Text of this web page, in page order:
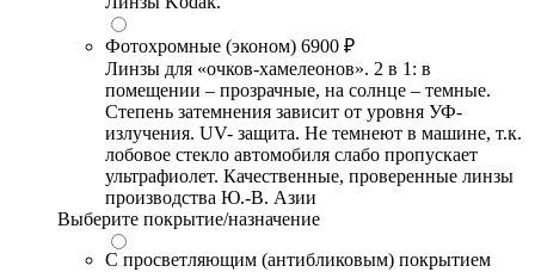
Фотохромные (эконом) 6900 ₽
Линзы для «очков-хамелеонов». 2 в 1: в
помещении – прозрачные, на солнце – темные.
Степень затемнения зависит от уровня УФ-
излучения. UV- защита. Не темнеют в машине, т.к.
лобовое стекло автомобиля слабо пропускает
ультрафиолет. Качественные, проверенные линзы
производства Ю.-В. Азии
Выберите покрытие/назначение
С просветляющим (антибликовым) покрытием